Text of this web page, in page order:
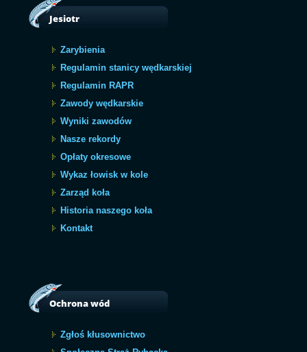
Jesiotr
Zarybienia
Regulamin stanicy wędkarskiej
Regulamin RAPR
Zawody wędkarskie
Wyniki zawodów
Nasze rekordy
Opłaty okresowe
Wykaz łowisk w kole
Zarząd koła
Historia naszego koła
Kontakt
Ochrona wód
Zgłoś kłusownictwo